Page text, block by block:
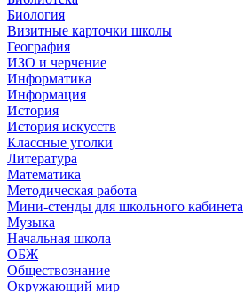
Биология
Визитные карточки школы
География
ИЗО и черчение
Информатика
Информация
История
История искусств
Классные уголки
Литература
Математика
Методическая работа
Мини-стенды для школьного кабинета
Музыка
Начальная школа
ОБЖ
Обществознание
Окружающий мир